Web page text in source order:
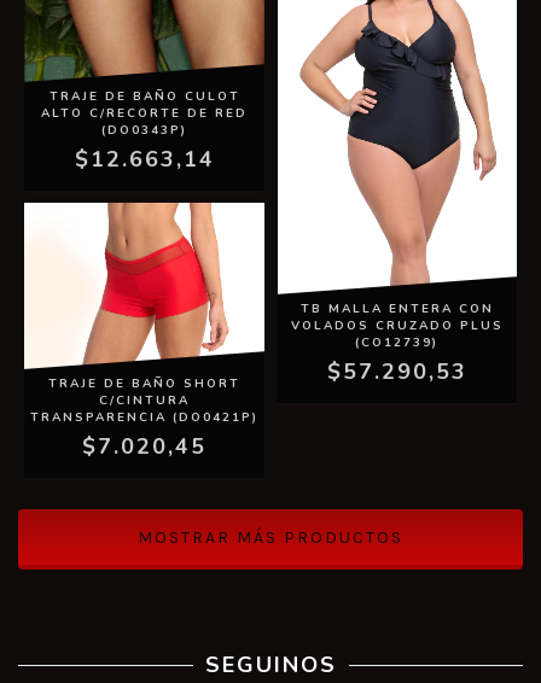
TRAJE DE BAÑO CULOT
ALTO C/RECORTE DE RED
(DO0343P)
$12.663,14
TRAJE DE BAÑO SHORT
C/CINTURA
TRANSPARENCIA (DO0421P)
$7.020,45
TB MALLA ENTERA CON
VOLADOS CRUZADO PLUS
(CO12739)
$57.290,53
MOSTRAR MÁS PRODUCTOS
SEGUINOS